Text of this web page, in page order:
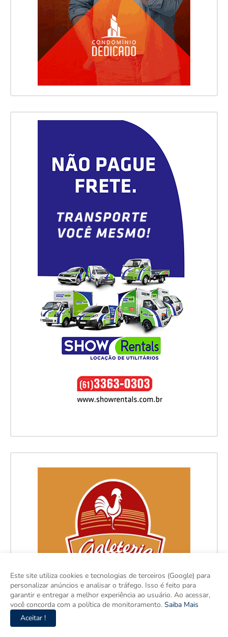
Este site utiliza cookies e tecnologias de terceiros (Google) para
personalizar anúncios e analisar o tráfego. Isso é feito para
garantir e entregar a melhor experiência ao usuário. Ao acessar,
você concorda com a política de monitoramento. Saiba Mais
Aceitar !